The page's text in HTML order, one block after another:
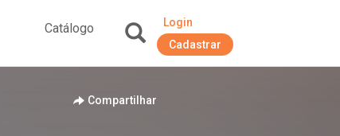
Catálogo
Login
Cadastrar
Compartilhar